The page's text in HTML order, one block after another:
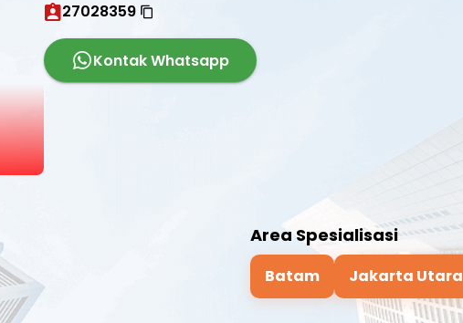
27028359
Kontak Whatsapp
Area Spesialisasi
Batam Jakarta Utara